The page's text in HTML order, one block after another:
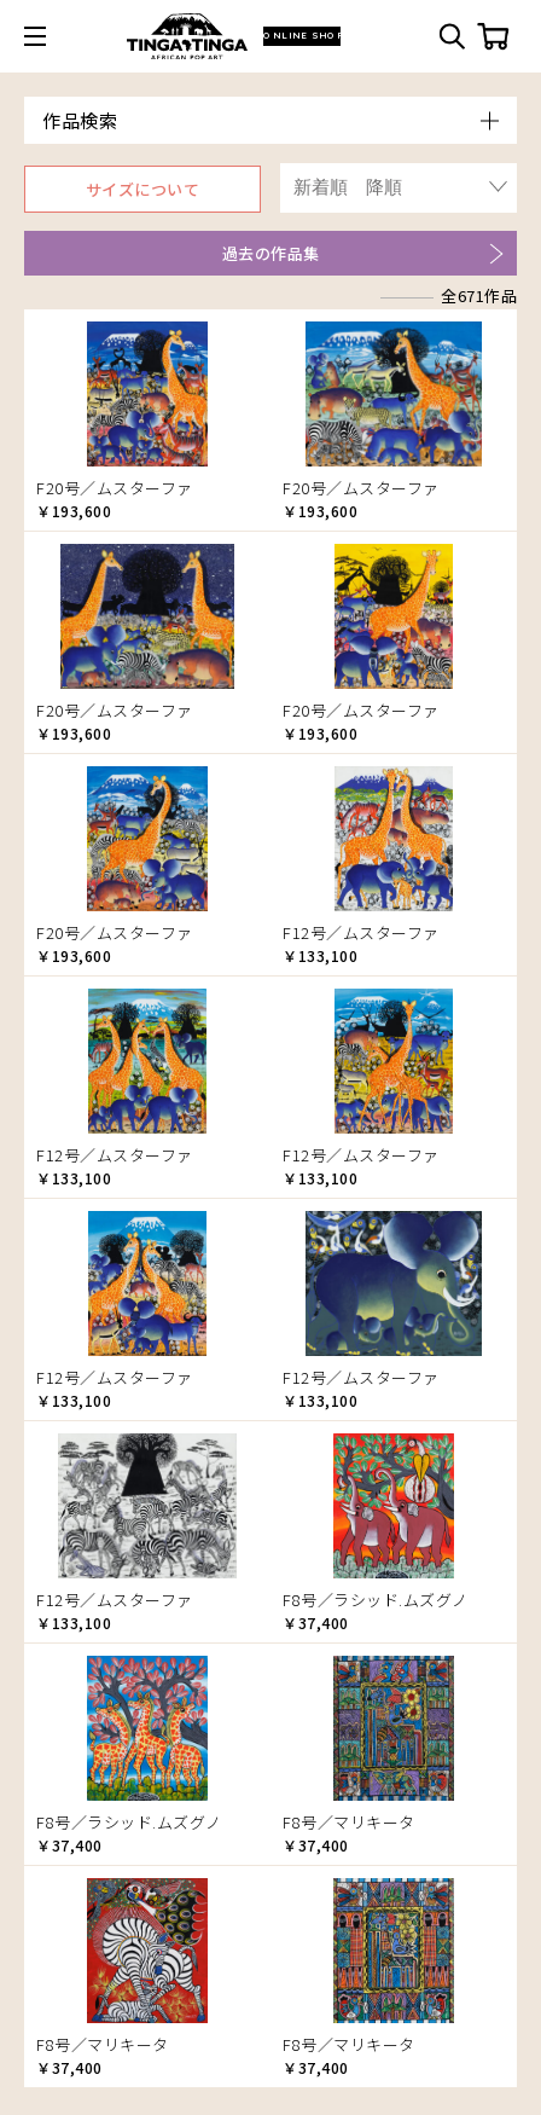
ONLINE SHOP
作品検索
Model
青空
朝焼け
家
イノシシ
イボイノシシ
イルカ
インパラ
うさぎ
お祭り
音楽
カエル
かくれんぼ
家族-親子
カシューナッツの木
カップル
カバ
カメ
カメレオン
木
キリン
キリマンジャロ
孔雀
サイ
魚の群れ
桜
サル
シマウマ
ゾウ
タンザニア
タンザニアの女性
チーター
蝶
チンパンジー
動物たち
鳥
トカゲ
トンボ
日常
ニワトリ
バオバブの木
バッファロー
花
ヒョウ
フクロウ
ブドウの木
フラミンゴ
ヘビ
ペンギン
星空
マーケット
マサイ
マンゴーの木
水浴び
湖
夕日
ライオン
漁
ワニ
～￥10,000
￥30,001～40,000
￥40,001～60,000
￥60,001～80,000
￥80,001～100,000
￥100,001～
Artist
ア行
アウスィー
アキリ
アグネス
アジャバ
アダム
アダムス
アパイ
アバス
アブー
アブダラ
アマニ
アミナータ
アリー
アルバー
イッサ
イディー
エミリアス
エレナ
オマリー
カケパ
カッシム
ガヨ
カンビリ
ゴッドフレイ
コルンバ
サイディ
ザチ
サビティ
サランゲ
サンデイ
サンデイビッタ
シャハ
シャバーニ
ジャリブーニ
スフィアー二
ズベリ
スライディ（スライドゥ）
ゼナ
セフ
チャド
チャリンダ
チワヤ
ドゥケ
ドサ
ナココ
ハッサーニ
ベッカー
ブッシーリ
マ行
マウラーナ
マトゥカ
マジドゥ
マブサ
マリキータ
マルチナ
マワゾ
マングラ
ミムス
ムクラ
ムクンバ
ムスターファ
ムチサ
ムッサ
ムブカ
ムロペ
ムワツカ
ムワメディ
ヤ行
ヤッスィーニ（ヤッスィン）
ヤフィドゥ
ラ行
ラシッド.ムズグノ
ラシディ
ルーカス
ルブニ
レイモンド
ロジャー
Size
F3号
F4号
F8号
F12号
F20号
規格外S
規格外M
規格外L
Frame
木枠張り／パネル
アートフレーム
サイズについて
過去の作品集
全671作品
F20号／ムスターファ
￥193,600
F20号／ムスターファ
￥193,600
F20号／ムスターファ
￥193,600
F20号／ムスターファ
￥193,600
F20号／ムスターファ
￥193,600
F12号／ムスターファ
￥133,100
F12号／ムスターファ
￥133,100
F12号／ムスターファ
￥133,100
F12号／ムスターファ
￥133,100
F12号／ムスターファ
￥133,100
F12号／ムスターファ
￥133,100
F8号／ラシッド.ムズグノ
￥37,400
F8号／ラシッド.ムズグノ
￥37,400
F8号／マリキータ
￥37,400
F8号／マリキータ
￥37,400
F8号／マリキータ
￥37,400